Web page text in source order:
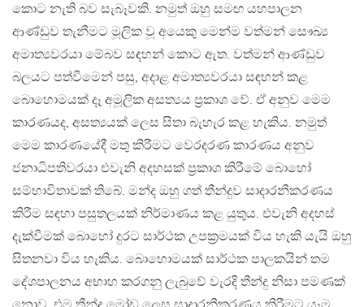
කොට නැති බව සැබෑවකි. නමුත් ඔහු සමඟ යහපාලන
ආණ්ඩුව තැනීමට මූලික වූ අයෙකු මෙන්ම වත්මන් සෞඛ්‍ය
අමාත්‍යවරයා මේබව සඳහන් කොට ඇත. වත්මන් ආණ්ඩුව
බලයට පත්වීමෙන් පසු, අදාළ අමාත්‍යවරයා සඳහන් කළ
බොහොමයක් දෑ අමූලික අසත්‍යය ප්‍රකාශ වේ. ඒ අනුව මෙම
කාරණයද, අසත්‍යයක් ලෙස සිතා බැහැර කළ හැකිය. නමුත්
මෙම කාරණයේදී මතු කිරීමට වෙරදරණ කාරණය අනුව
ජනාධිපතිවරයා එවැනි අදහසක් ප්‍රකාශ කිරීමේ බොහෝ
සම්භාවිතාවක් තිබේ. මන්ද ඔහු ගත් තීන්දුව සාදාරනීකරණය
කිරීම සඳහා පසුතලයක් නිර්මාණය කළ යුතුය. එවැනි අදහස්
දැක්වීමක් බොහෝ දුරට සාර්ථක උපක්‍රමයක් විය හැකි යැයි ඔහු
සිතනවා විය හැකිය. බොහොමයක් සාර්ථක පාලකයින් තම
දේශපාලනය අභාහ කරගනු ලැබුවේ වැරදි තීන්දු නිසා පමණක්